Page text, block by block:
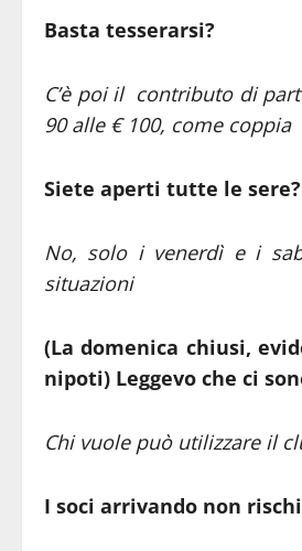
Basta tesserarsi?
C’è poi il contributo di
90 alle € 100, come
Siete aperti tutte le sere?
No, solo i venerdì e i
situazioni
(La domenica chiusi,
nipoti) Leggevo che ci
Chi vuole può utilizzare il
I soci arrivando non